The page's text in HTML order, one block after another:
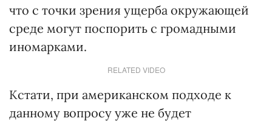
что с точки зрения ущерба окружающей
среде могут поспорить с громадными
иномарками.
RELATED VIDEO
Кстати, при американском под­ходе к
данному вопросу уже не будет